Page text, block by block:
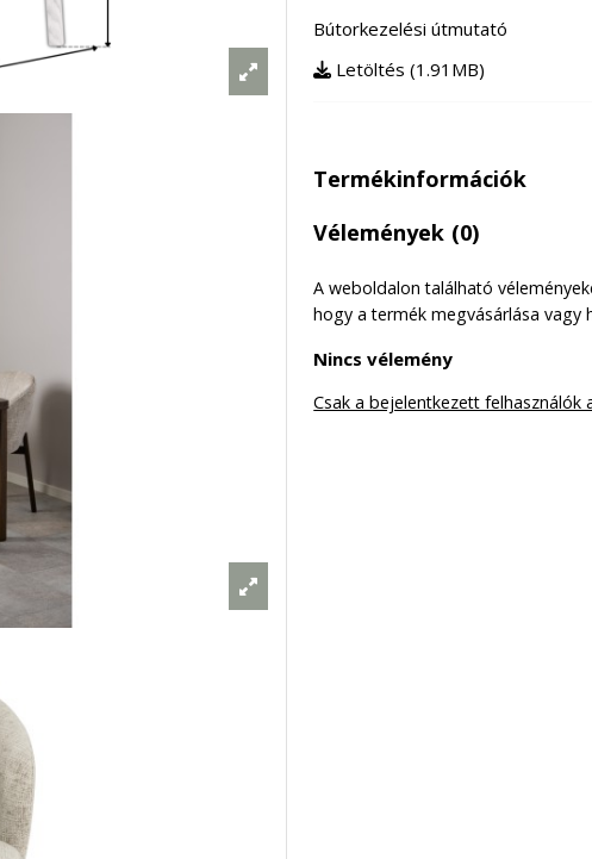
Bútorkezelési útmutató
Letöltés (1.91MB)
Termékinformációk
Vélemények (0)
A weboldalon található
hogy a termék megvásárlása vagy
Nincs vélemény
Csak a bejelentkezett felhasználók